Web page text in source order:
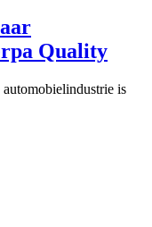
Quality
is